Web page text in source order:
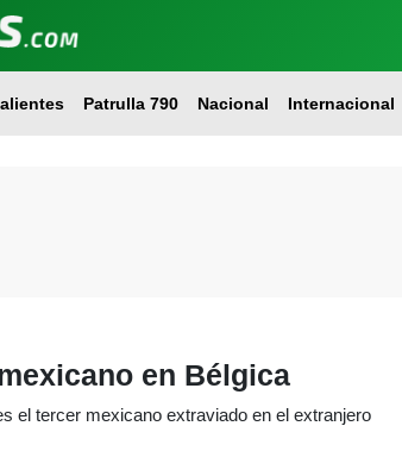
Patrulla 790 Nacional Internacional
en Bélgica
el tercer mexicano extraviado en el extranjero